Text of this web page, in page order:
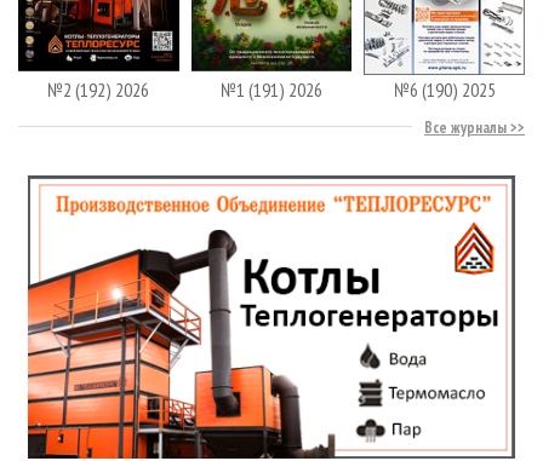
№2 (192) 2026 №1 (191) 2026 №6 (190) 2025
Все журналы